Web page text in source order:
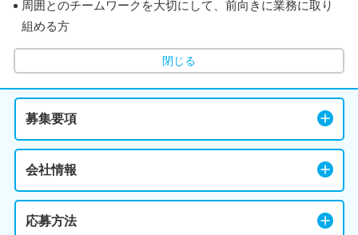
周囲とのチームワークを大切にして、前向きに業務に取り
組める方
閉じる
募集要項
会社情報
応募方法